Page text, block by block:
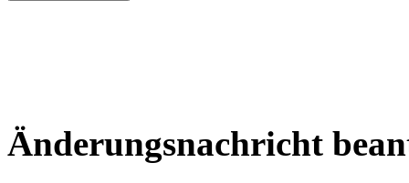
Änderungsnachricht